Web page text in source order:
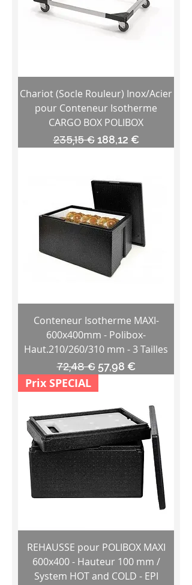
Chariot (Socle Rouleur) Inox/Acier
pour Conteneur Isotherme
CARGO BOX POLIBOX
Prix original
235,15 € Prix promotionnel
188,12 €
Conteneur Isotherme MAXI-
600x400mm - Polibox-
Haut.210/260/310 mm - 3 Tailles
Prix original
72,48 € Prix promotionnel
57,98 €
Prix SPECIAL
REHAUSSE pour POLIBOX MAXI
600x400 - Hauteur 100 mm /
System HOT and COLD - EPI